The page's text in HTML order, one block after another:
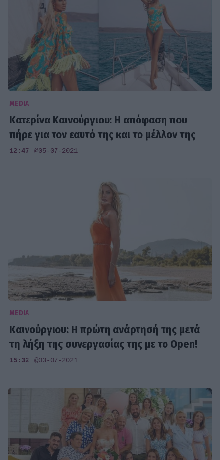
MEDIA
Κατερίνα Καινούργιου: Η απόφαση που
πήρε για τον εαυτό της και το μέλλον της
12:47 @05-07-2021
MEDIA
Καινούργιου: Η πρώτη ανάρτησή της μετά
τη λήξη της συνεργασίας της με το Open!
15:32 @03-07-2021